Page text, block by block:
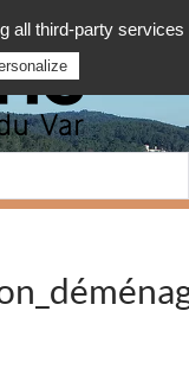
all third-party services